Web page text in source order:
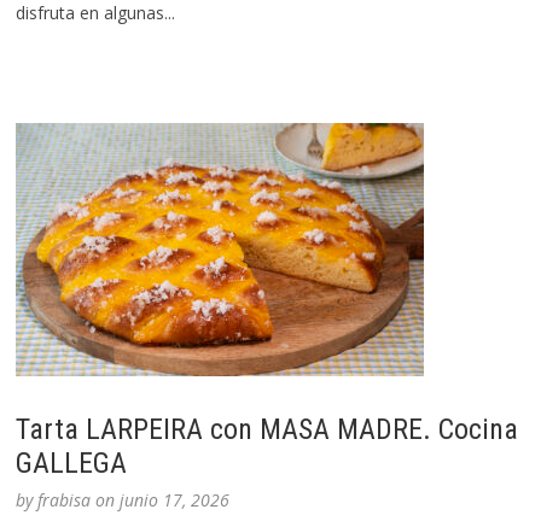
disfruta en algunas...
Tarta LARPEIRA con MASA MADRE. Cocina
GALLEGA
byfrabisa onjunio 17, 2026